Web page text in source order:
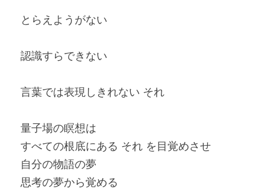
とらえようがない
認識すらできない
言葉では表現しきれない それ
量子場の瞑想は
すべての根底にある それ を目覚めさせ
自分の物語の夢
思考の夢から覚める